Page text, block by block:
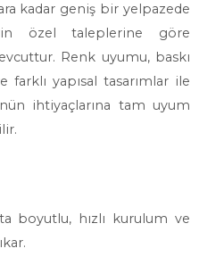
kadar geniş bir yelpazede
özel taleplerine göre
Renk uyumu, baskı
farklı yapısal tasarımlar ile
ihtiyaçlarına tam uyum
boyutlu, hızlı kurulum ve